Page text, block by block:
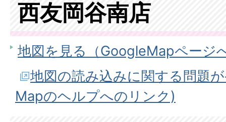
西友岡谷南店
地図を見る（GoogleMapページ
地図の読み込みに関する問題
Mapのヘルプへのリンク)